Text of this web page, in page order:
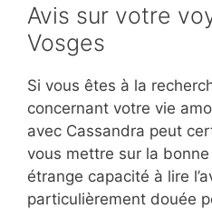
Avis sur votre
Vosges
Si vous êtes à la
concernant votre vie
avec Cassandra peut
vous mettre sur la
étrange capacité à lire
particulièrement douée